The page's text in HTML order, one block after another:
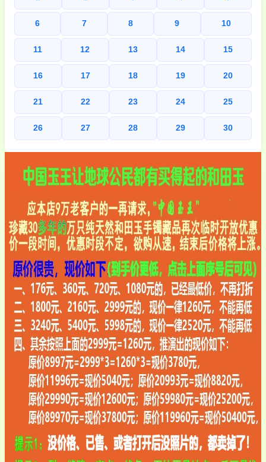
6 7 8 9 10
11 12 13 14 15
16 17 18 19 20
21 22 23 24 25
26 27 28 29 30